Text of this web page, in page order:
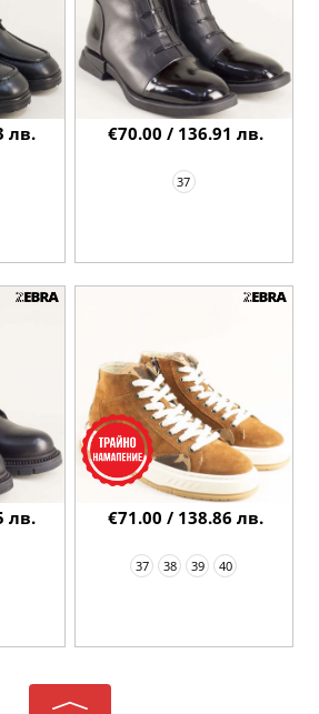
лв.
37
€70.00 / 136.91 лв.
лв.
37 38 39 40
€71.00 / 138.86 лв.